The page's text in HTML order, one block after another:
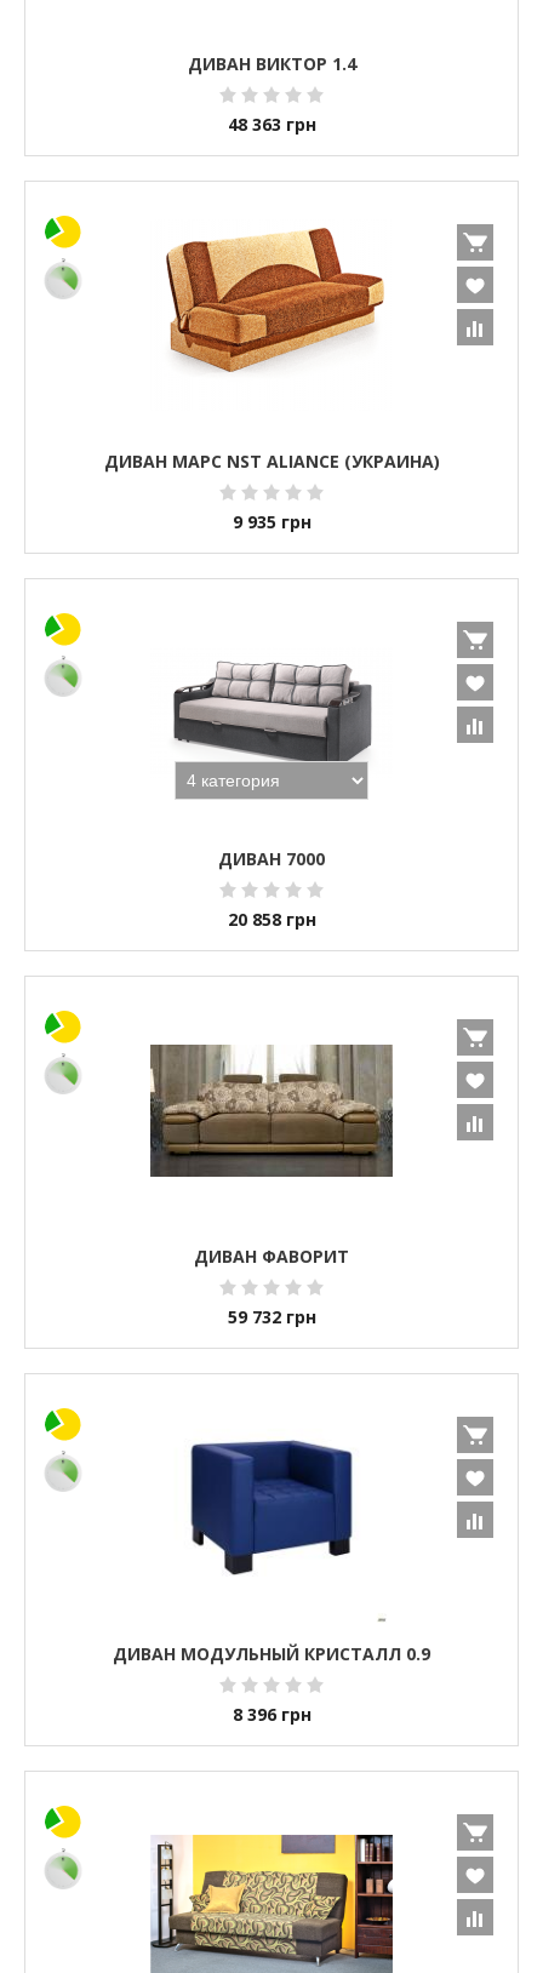
ДИВАН ВИКТОР 1.4
48 363 грн
ДИВАН МАРС NST ALIANCE (УКРАИНА)
9 935 грн
ДИВАН 7000
20 858 грн
ДИВАН ФАВОРИТ
59 732 грн
ДИВАН МОДУЛЬНЫЙ КРИСТАЛЛ 0.9
8 396 грн